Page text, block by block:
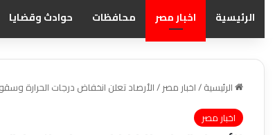
الرئيسية اخبار مصر محافظات حوادث وقضايا
الرئيسية/اخبار مصر/الأرصاد تعلن انخفاض درجات الحرارة
اخبار مصر